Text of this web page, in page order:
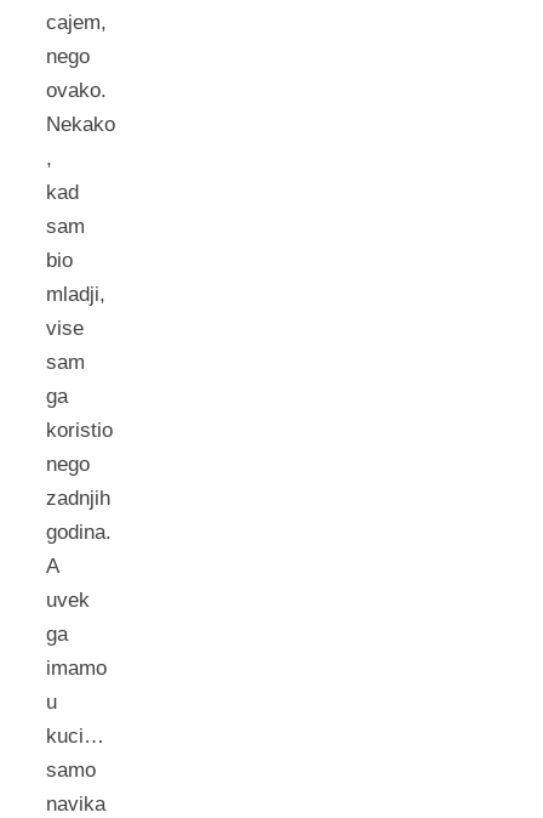
cajem,
nego
ovako.
Nekako
,
kad
sam
bio
mladji,
vise
sam
ga
koristio
nego
zadnjih
godina.
A
uvek
ga
imamo
u
kuci…
samo
navika